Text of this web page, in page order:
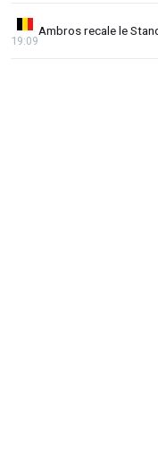
Ambros recale le
19:09